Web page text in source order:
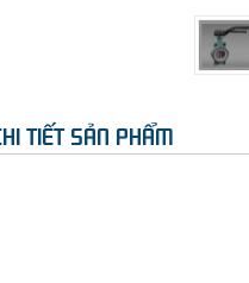
TIẾT SẢN PHẨM